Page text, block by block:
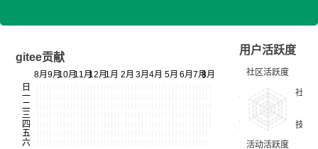
gitee贡献
用户活跃度